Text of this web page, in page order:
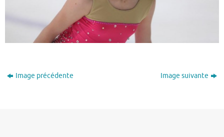
Image précédente Image suivante